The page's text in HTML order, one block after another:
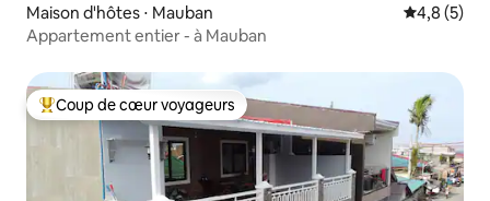
Maison d'hôtes ⋅ Mauban Évaluation
4,8 (5)
Appartement entier - à Mauban
Coups de cœur voyageurs les plus appréciés
Coup de cœur voyageurs